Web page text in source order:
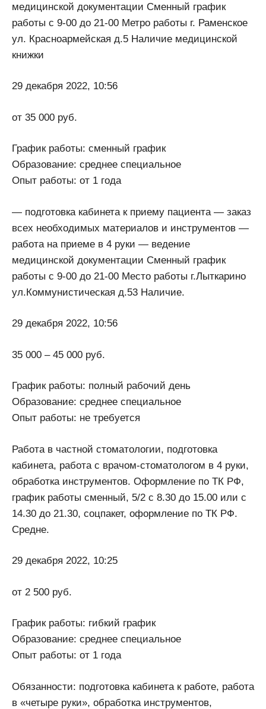
медицинской документации Сменный график
работы с 9-00 до 21-00 Метро работы г. Раменское
ул. Красноармейская д.5 Наличие медицинской
книжки
29 декабря 2022, 10:56
от 35 000 руб.
График работы: сменный график
Образование: среднее специальное
Опыт работы: от 1 года
— подготовка кабинета к приему пациента — заказ
всех необходимых материалов и инструментов —
работа на приеме в 4 руки — ведение
медицинской документации Сменный график
работы с 9-00 до 21-00 Место работы г.Лыткарино
ул.Коммунистическая д.53 Наличие.
29 декабря 2022, 10:56
35 000 – 45 000 руб.
График работы: полный рабочий день
Образование: среднее специальное
Опыт работы: не требуется
Работа в частной стоматологии, подготовка
кабинета, работа с врачом-стоматологом в 4 руки,
обработка инструментов. Оформление по ТК РФ,
график работы сменный, 5/2 с 8.30 до 15.00 или с
14.30 до 21.30, соцпакет, оформление по ТК РФ.
Средне.
29 декабря 2022, 10:25
от 2 500 руб.
График работы: гибкий график
Образование: среднее специальное
Опыт работы: от 1 года
Обязанности: подготовка кабинета к работе, работа
в «четыре руки», обработка инструментов,